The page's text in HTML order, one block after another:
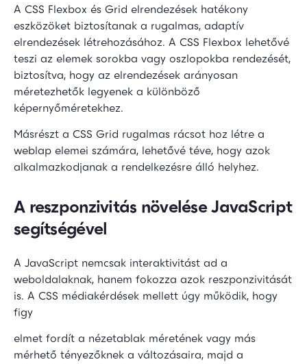
A CSS Flexbox és Grid elrendezések hatékony
eszközöket biztosítanak a rugalmas, adaptív
elrendezések létrehozásához. A CSS Flexbox lehetővé
teszi az elemek sorokba vagy oszlopokba rendezését,
biztosítva, hogy az elrendezések arányosan
méretezhetők legyenek a különböző
képernyőméretekhez.
Másrészt a CSS Grid rugalmas rácsot hoz létre a
weblap elemei számára, lehetővé téve, hogy azok
alkalmazkodjanak a rendelkezésre álló helyhez.
A reszponzivitás növelése JavaScript
segítségével
A JavaScript nemcsak interaktivitást ad a
weboldalaknak, hanem fokozza azok reszponzivitását
is. A CSS médiakérdések mellett úgy működik, hogy
figy
elmet fordít a nézetablak méretének vagy más
mérhető tényezőknek a változásaira, majd a